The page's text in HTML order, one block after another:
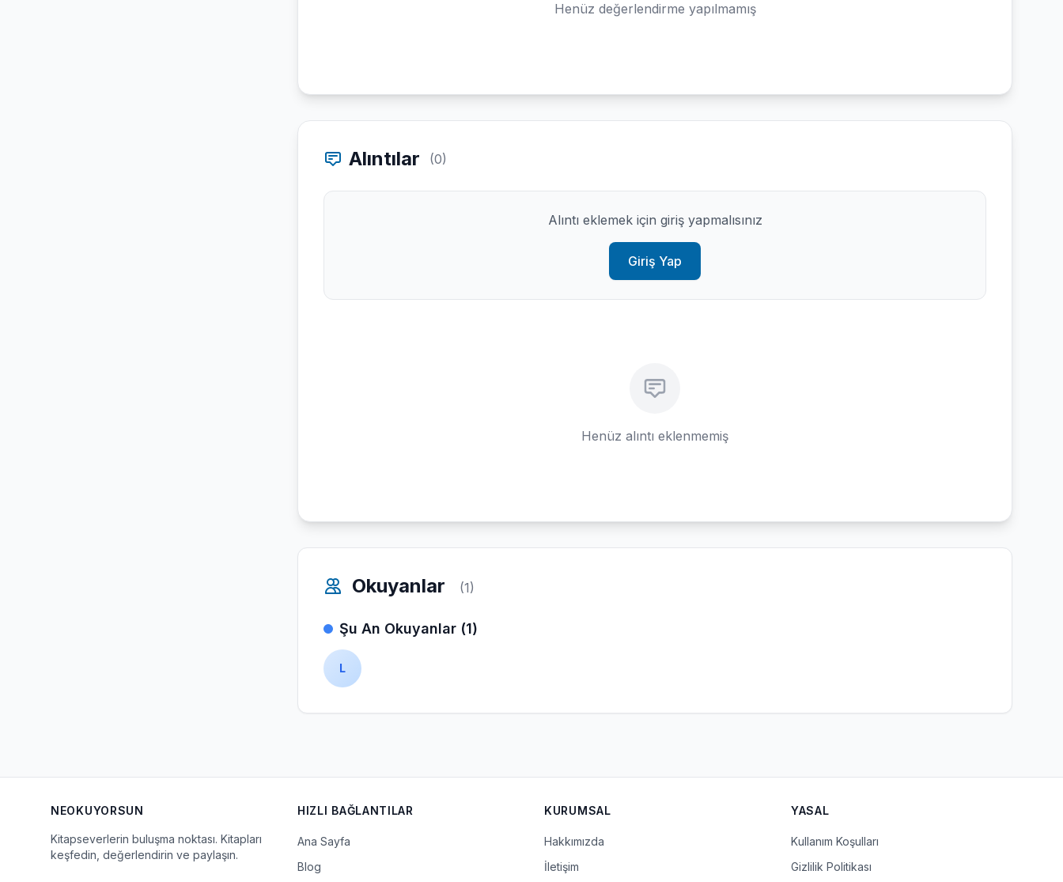
Henüz değerlendirme yapılmamış
Alıntılar (0)
Alıntı eklemek için giriş yapmalısınız
Giriş Yap
Henüz alıntı eklenmemiş
Okuyanlar (1)
Şu An Okuyanlar (1)
L
NEOKUYORSUN
Kitapseverlerin buluşma noktası. Kitapları
keşfedin, değerlendirin ve paylaşın.
HIZLI BAĞLANTILAR
Ana Sayfa
Blog
KURUMSAL
Hakkımızda
İletişim
YASAL
Kullanım Koşulları
Gizlilik Politikası